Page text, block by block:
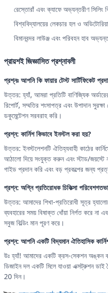
রেস্তোরাঁ এবং ক্যাফে অভ্যন্তরীণ সিলিং
বিশ্ববিদ্যালয়ের লেকচার হল ও
বিমানবন্দর লাউঞ্জ এবং পরিবহন হাব
প্রায়শই জিজ্ঞাসিত প্রশ্নাবলী
প্রশ্নঃ আপনি কি ফায়ার টেস্ট সার্টিফিকেট
উত্তর: হ্যাঁ, আমরা প্রতিটি বাণিজ্যিক
রিপোর্ট, সম্মতির শংসাপত্র এবং উপাদান
ডকুমেন্টেশন সরবরাহ করি।
প্রশ্ন: কার্নিশ কিভাবে ইনস্টল করা হয়?
উত্তর: ইনস্টলেশনটি ঐতিহ্যবাহী কাঠের
আঠালো দিয়ে সংযুক্ত করুন এবং স্টাড/
গাইড প্রদান করি এবং বড় প্রকল্পের জন্য
প্রশ্ন: অগ্নি প্রতিরোধক চিকিত্সা
উত্তর: আমাদের শিখা-প্রতিরোধী সূত্র
ব্যবহারের সময় বিষাক্ত ধোঁয়া নির্গত করে
সবুজ বিল্ডিং মান পূরণ করে।
প্রশ্ন: আপনি একটি বিদ্যমান ঐতিহাসিক
উঃ হ্যাঁ! আমাদের একটি ক্রস-সেকশন অঙ্কন
ডিজাইন দল একটি মিলে যাওয়া এক্সট্রুশন
20 দিন।